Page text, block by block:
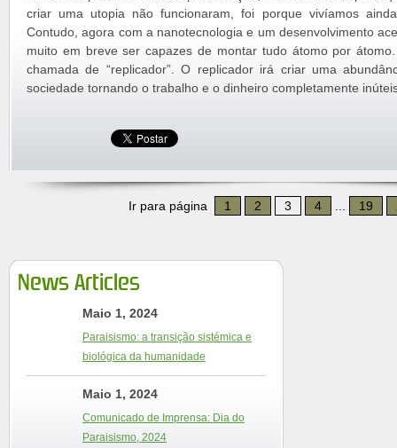
criar uma utopia não funcionaram, foi porque vivíamos
Contudo, agora com a nanotecnologia e um desenvolvimento
muito em breve ser capazes de montar tudo átomo por
chamada de “replicador”. O replicador irá criar uma
sociedade tornando o trabalho e o dinheiro completamente
Ir para página 1 2 3 4 19
News Articles
Maio 1, 2024
Paraisismo: a transição sistémica e
biológica da humanidade
Maio 1, 2024
Comunicado de Imprensa: Dia do
Paraisismo, 2024